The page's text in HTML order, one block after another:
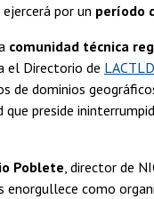
por un período
comunidad técnica
el Directorio de LACTLD
de dominios
que preside
Poblete, director de
enorgullece como